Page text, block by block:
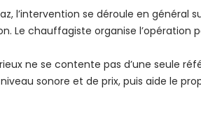
l’intervention se déroule en général
Le chauffagiste organise l’opération
ne se contente pas d’une seule
sonore et de prix, puis aide le